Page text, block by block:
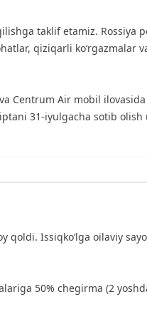
taklif etamiz. Rossiya
qiziqarli ko‘rgazmalar
Centrum Air mobil ilovasida
31-iyulgacha sotib
Москве.
лучшие выставки и
и в мобильном
qoldi. Issiqko‘lga oilaviy
50% chegirma (2